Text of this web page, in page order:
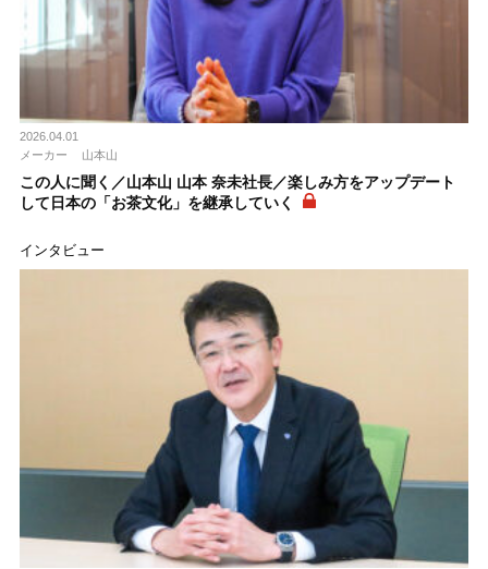
2026.04.01
メーカー
山本山
この人に聞く／山本山 山本 奈未社長／楽しみ方をアップデート
して日本の「お茶文化」を継承していく
インタビュー